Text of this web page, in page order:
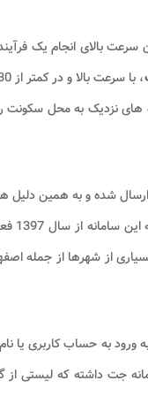
بالای انجام یک
نزدیک به محل سکونت را
ارسال شده و به همین دلیل
از شهرها از جمله
به ورود به حساب کاربری یا
جت داشته که لیستی از